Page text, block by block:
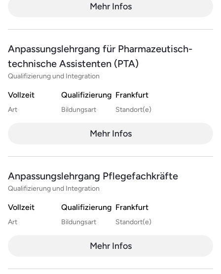
Mehr Infos
Anpassungslehrgang für Pharmazeutisch-
technische Assistenten (PTA)
Qualifizierung und Integration
Vollzeit
Art
Qualifizierung
Bildungsart
Frankfurt
Standort(e)
Mehr Infos
Anpassungslehrgang Pflegefachkräfte
Qualifizierung und Integration
Vollzeit
Art
Qualifizierung
Bildungsart
Frankfurt
Standort(e)
Mehr Infos